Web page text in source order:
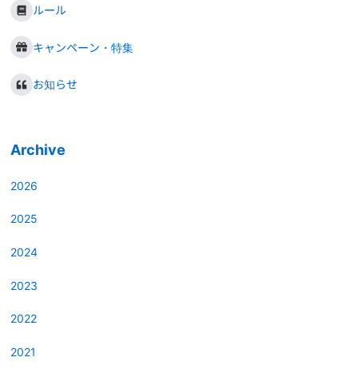
ルール
キャンペーン・特集
お知らせ
Archive
2026
2025
2024
2023
2022
2021